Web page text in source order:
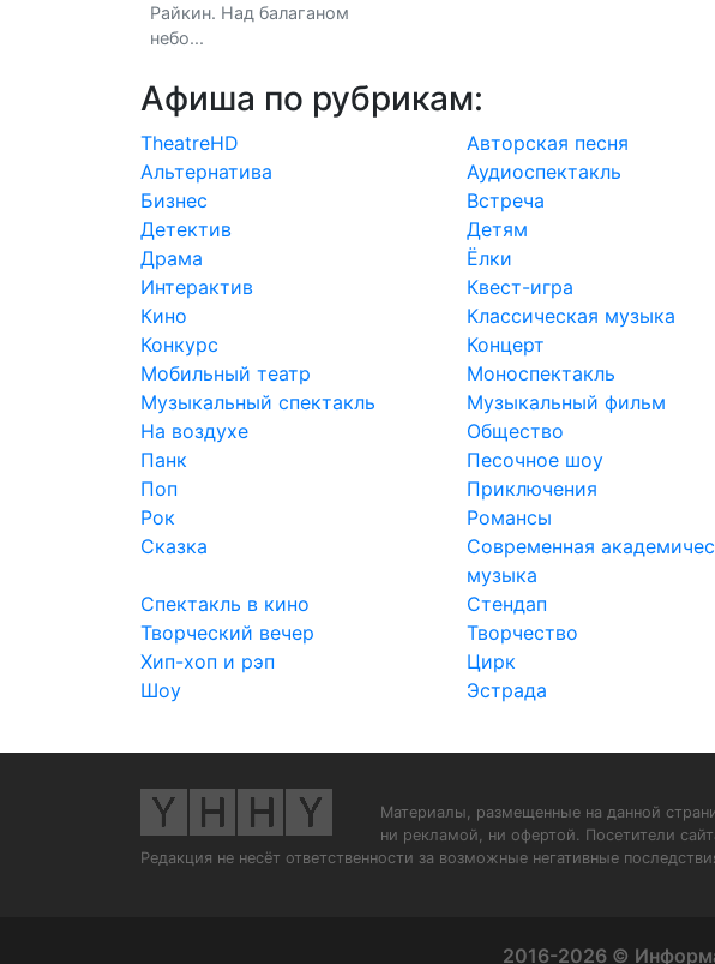
Райкин. Над балаганом
небо...
Афиша по рубрикам:
TheatreHD Авторская песня
Альтернатива
Аудиоспектакль
Бизнес
Встреча
Детектив
Детям
Драма
Ёлки
Интерактив
Квест-игра
Кино
Классическая музыка
Конкурс
Концерт
Мобильный театр
Моноспектакль
Музыкальный спектакль
Музыкальный фильм
На воздухе
Общество
Панк
Песочное шоу
Поп
Приключения
Рок
Романсы
Сказка
Современная
музыка
Спектакль в кино Стендап
Творческий вечер
Творчество
Хип-хоп и рэп
Цирк
Шоу
Эстрада
Материалы, размещенные на данной
ни рекламой, ни офертой. Посетители
Редакция не несёт ответственности за возможные негативные
2016-2026 ©